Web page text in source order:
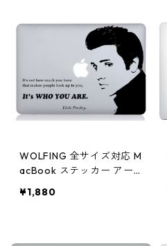
WOLFING 全サイズ対応 M
acBook ステッカー アー
ル Elvis Presley エルビス
¥1,880